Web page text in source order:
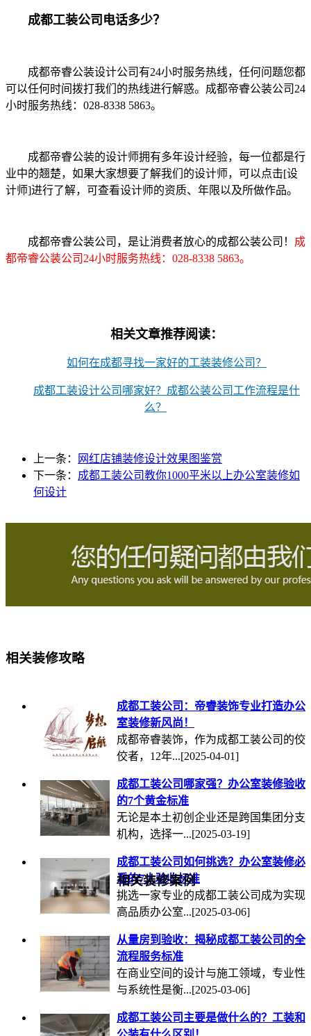
成都工装公司电话多少？
成都帝睿公装设计公司有24小时服务热线，任何问题您都
可以任何时间拨打我们的热线进行解惑。成都帝睿公装公司24
小时服务热线：028-8338 5863。
成都帝睿公装的设计师拥有多年设计经验，每一位都是行
业中的翘楚，如果大家想要了解我们的设计师，可以点击[设
计师]进行了解，可查看设计师的资质、年限以及所做作品。
成都帝睿公装公司，是让消费者放心的成都公装公司！ 成
都帝睿公装公司24小时服务热线：028-8338 5863。
相关文章推荐阅读：
如何在成都寻找一家好的工装装修公司？
成都工装设计公司哪家好？成都公装公司工作流程是什
么？
上一条：
网红店铺装修设计效果图鉴赏
下一条： 成都工装公司教你1000平米以上办公室装修如
何设计
相关装修攻略
成都工装公司：帝睿装饰专业打造办公
室装修新风尚！
成都帝睿装饰，作为成都工装公司的佼
佼者，12年...[2025-04-01]
成都工装公司哪家强？办公室装修验收
的7个黄金标准
无论是本土初创企业还是跨国集团分支
机构，选择一...[2025-03-19]
成都工装公司如何挑选？办公室装修必
看的7大验收标准
挑选一家专业的成都工装公司成为实现
高品质办公室...[2025-03-06]
从量房到验收：揭秘成都工装公司的全
流程服务标准
在商业空间的设计与施工领域，专业性
与系统性是衡...[2025-03-06]
成都工装公司主要是做什么的？工装和
相关装修案例